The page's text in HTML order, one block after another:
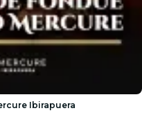
Ibirapuera